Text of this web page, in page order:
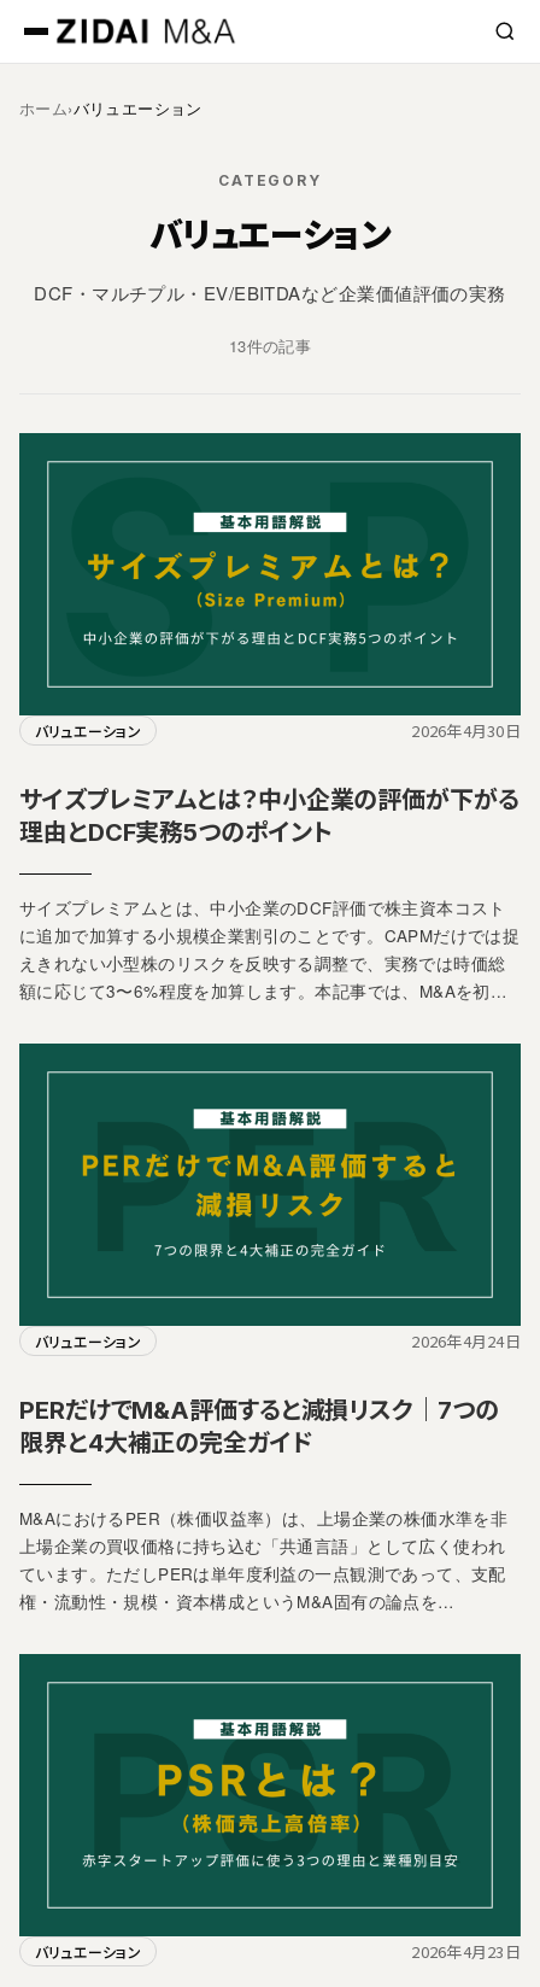
ホーム›バリュエーション
CATEGORY
バリュエーション
DCF・マルチプル・EV/EBITDAなど企業価値評価の実務
13件の記事
バリュエーション 2026年4月30日
サイズプレミアムとは？中小企業の評価が下がる
理由とDCF実務5つのポイント
サイズプレミアムとは、中小企業のDCF評価で株主資本コスト
に追加で加算する小規模企業割引のことです。CAPMだけでは捉
えきれない小型株のリスクを反映する調整で、実務では時価総
額に応じて3〜6%程度を加算します。本記事では、M&Aを初…
バリュエーション 2026年4月24日
PERだけでM&A評価すると減損リスク｜7つの
限界と4大補正の完全ガイド
M&AにおけるPER（株価収益率）は、上場企業の株価水準を非
上場企業の買収価格に持ち込む「共通言語」として広く使われ
ています。ただしPERは単年度利益の一点観測であって、支配
権・流動性・規模・資本構成というM&A固有の論点を…
バリュエーション 2026年4月23日